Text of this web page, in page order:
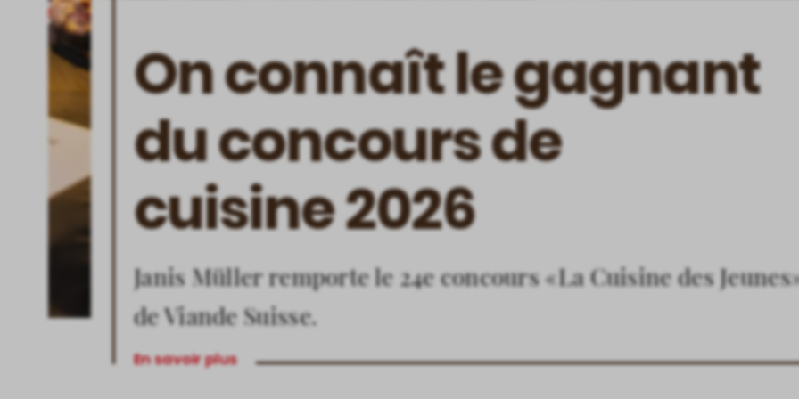
On connaît le gagnant
du concours de
cuisine 2026
Janis Müller remporte le 24e concours «La Cuisine des
de Viande Suisse.
En savoir plus